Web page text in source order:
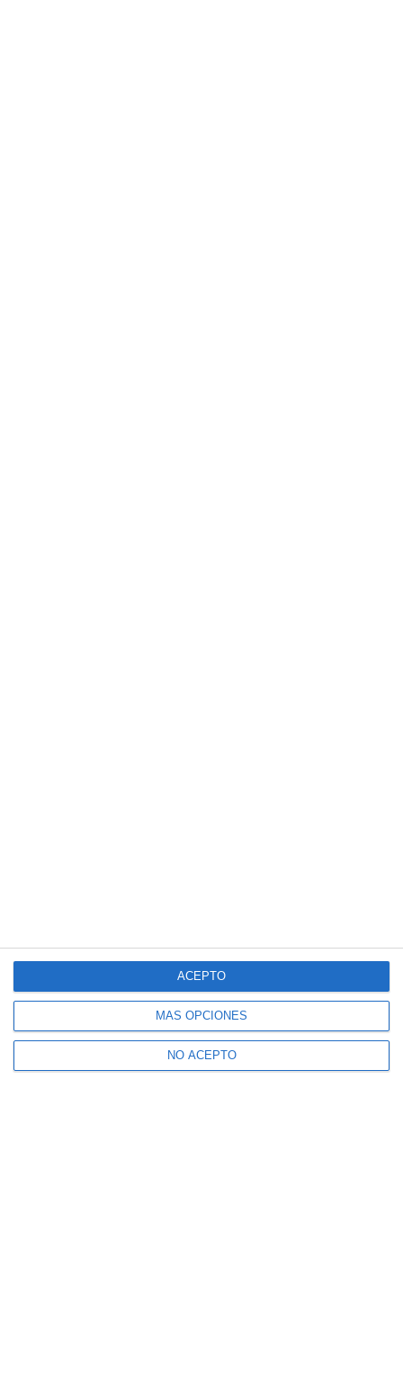
MÁS OPCIONES
NO ACEPTO
ACEPTO